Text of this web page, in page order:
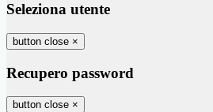
Seleziona utente
button close ×
Recupero password
button close ×